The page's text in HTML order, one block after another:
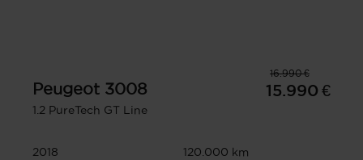
16.990 €
Peugeot 3008
1.2 PureTech GT Line
15.990 €
2018
120.000 km